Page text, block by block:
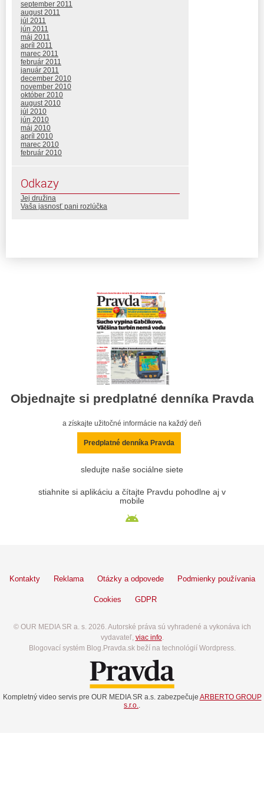
september 2011
august 2011
júl 2011
jún 2011
máj 2011
apríl 2011
marec 2011
február 2011
január 2011
december 2010
november 2010
október 2010
august 2010
júl 2010
jún 2010
máj 2010
apríl 2010
marec 2010
február 2010
Odkazy
Jej družina
Vaša jasnosť pani rozlúčka
Objednajte si predplatné denníka Pravda
a získajte užitočné informácie na každý deň
Predplatné denníka Pravda
sledujte naše sociálne siete
stiahnite si aplikáciu a čítajte Pravdu pohodlne aj v
mobile
Kontakty Reklama Otázky a odpovede Podmienky používania
Cookies GDPR
© OUR MEDIA SR a. s. 2026. Autorské práva sú vyhradené a vykonáva ich
vydavateľ, viac info.
Blogovací systém Blog.Pravda.sk beží na technológií Wordpress.
Kompletný video servis pre OUR MEDIA SR a.s. zabezpečuje ARBERTO GROUP
s.r.o.